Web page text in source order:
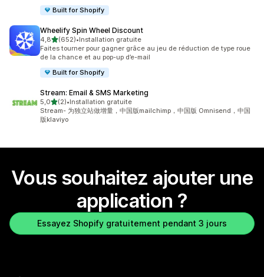
Built for Shopify
Wheelify Spin Wheel Discount
4,8étoile(s) sur 5
(652)
652 avis au total
•Installation gratuite
Faites tourner pour gagner grâce au jeu de réduction de type roue
de la chance et au pop-up d’e-mail
Built for Shopify
Stream: Email & SMS Marketing
5,0étoile(s) sur 5
(2)
2 avis au total
•Installation gratuite
Stream- 为独立站做增量，中国版mailchimp，中国版 Omnisend，中国
版klaviyo
Vous souhaitez ajouter une
application ?
Essayez Shopify gratuitement pendant 3 jours